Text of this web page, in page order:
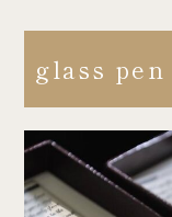
glass pen